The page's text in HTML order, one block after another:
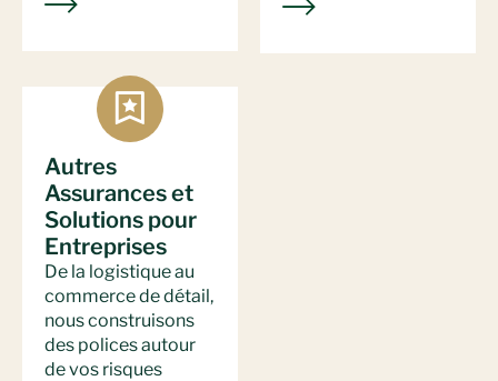
Autres
Assurances et
Solutions pour
Entreprises
De la logistique au
commerce de détail,
nous construisons
des polices autour
de vos risques